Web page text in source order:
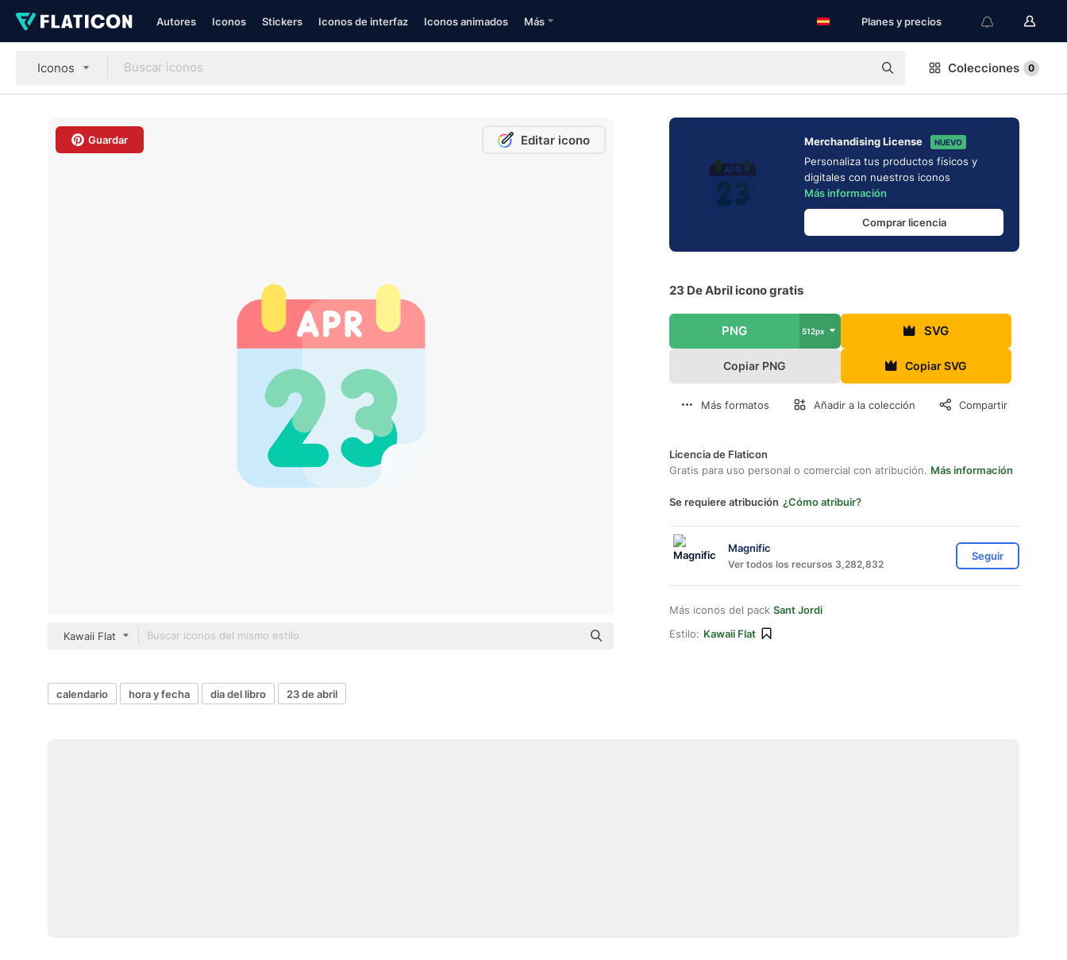
Autores Iconos Stickers Iconos de interfaz Iconos animados Más Planes y precios
Iconos Colecciones 0
Guardar Editar icono
Kawaii Flat
Merchandising License NUEVO
Personaliza tus productos físicos y
digitales con nuestros iconos
Más información
Comprar licencia
23 De Abril icono gratis
PNG 512px SVG
Copiar PNG Copiar SVG
Más formatos Añadir a la colección Compartir
Licencia de Flaticon
Gratis para uso personal o comercial con atribución. Más información
Se requiere atribución ¿Cómo atribuir?
Magnific
Ver todos los recursos 3,282,832
Seguir
Más iconos del pack Sant Jordi
Estilo: Kawaii Flat
calendario hora y fecha dia del libro 23 de abril